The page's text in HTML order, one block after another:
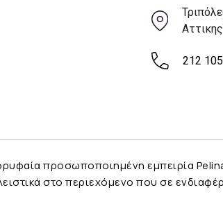
212
προσωποποιημένη εμπειρία
στο περιεχόμενο που σε